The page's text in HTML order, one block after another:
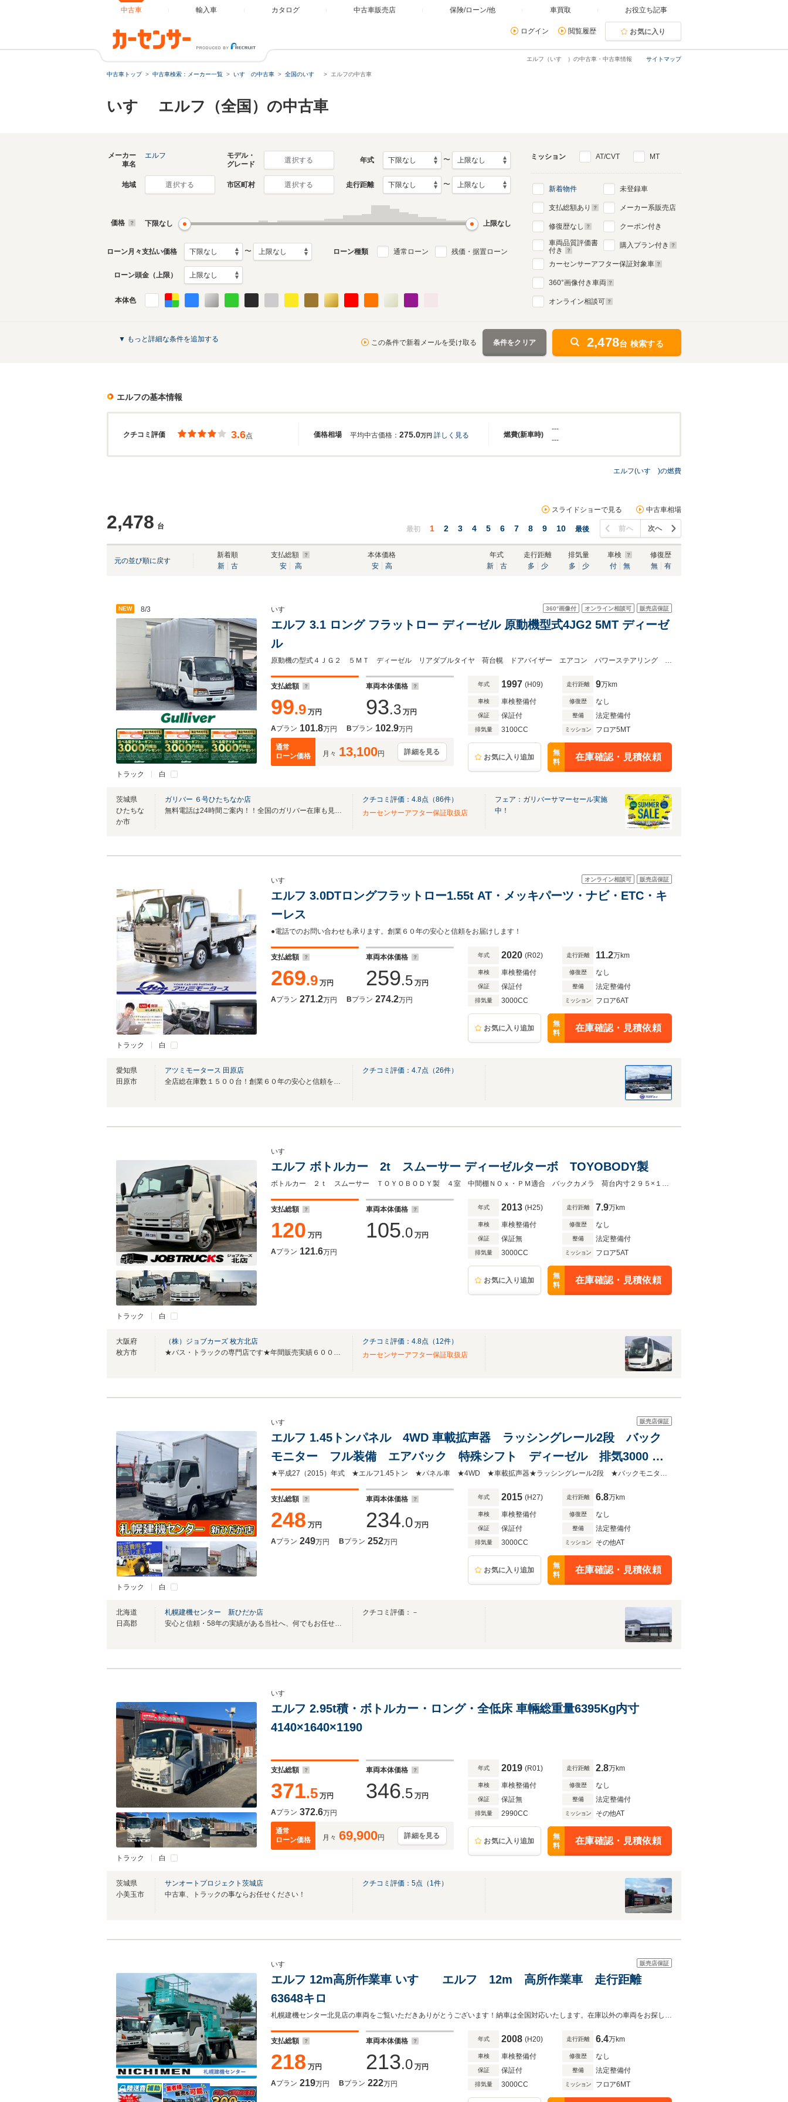
中古車 輸入車 カタログ 中古車販売店 保険/ローン/他 車買取 お役立ち記事
ログイン 閲覧履歴 お気に入り
サイトマップ
エルフ（いすゞ）の中古車・中古車情報
中古車トップ 中古車検索：メーカー一覧 いすゞの中古車 全国のいすゞ エルフの中古車
いすゞ エルフ（全国）の中古車
メーカー
車名
エルフ
モデル・
グレード
選択する 年式 〜
地域 選択する 市区町村 選択する 走行距離 〜
価格 下限なし 上限なし
ローン月々支払い価格 〜 ローン種類 通常ローン 残価・据置ローン
ローン頭金（上限）
本体色
ミッション AT/CVT MT
新着物件
支払総額あり
修復歴なし
車両品質評価書
付き
未登録車
メーカー系販売店
クーポン付き
購入プラン付き
カーセンサーアフター保証対象車
360°画像付き車両
オンライン相談可
▼ もっと詳細な条件を追加する この条件で新着メールを受け取る 条件をクリア 2,478台 検索する
エルフの基本情報
クチコミ評価 価格相場 燃費(新車時)
3.6点 平均中古価格： 275.0万円 詳しく見る
---
---
エルフ(いすゞ)の燃費
2,478 台
スライドショーで見る 中古車相場
最初 1 2 3 4 5 6 7 8 9 10 最後 前へ 次へ
元の並び順に戻す
新着順
新
古
支払総額
安
高
本体価格
安
高
年式
新
古
走行距離
多
少
排気量
多
少
車検
付
無
修復歴
無
有
NEW 8/3
トラック 白
360°画像付 オンライン相談可 販売店保証
いすゞ
エルフ 3.1 ロング フラットロー ディーゼル 原動機型式4JG2 5MT ディーゼ
ル
原動機の型式４ＪＧ２ ５ＭＴ ディーゼル リアダブルタイヤ 荷台幌 ドアバイザー エアコン パワーステアリング パワーウィンドウ
支払総額
99.9 万円
車両本体価格
93.3 万円
Aプラン 101.8万円 Bプラン 102.9万円
通常
ローン価格
月々 13,100円 詳細を見る
年式 1997 (H09) 走行距離 9万km
車検 車検整備付 修復歴 なし
保証 保証付 整備 法定整備付
排気量 3100CC ミッション フロア5MT
お気に入り追加
無
料
在庫確認・見積依頼
茨城県
ひたちな
か市
ガリバー ６号ひたちなか店
無料電話は24時間ご案内！！全国のガリバー在庫も見たい方は一括照会が可能です！
クチコミ評価： 4.8点（86件）
カーセンサーアフター保証取扱店
フェア：ガリバーサマーセール実施
中！
トラック 白
オンライン相談可 販売店保証
いすゞ
エルフ 3.0DTロングフラットロー1.55t AT・メッキパーツ・ナビ・ETC・キ
ーレス
●電話でのお問い合わせも承ります。創業６０年の安心と信頼をお届けします！
支払総額
269.9 万円
車両本体価格
259.5 万円
Aプラン 271.2万円 Bプラン 274.2万円
年式 2020 (R02) 走行距離 11.2万km
車検 車検整備付 修復歴 なし
保証 保証付 整備 法定整備付
排気量 3000CC ミッション フロア6AT
お気に入り追加
無
料
在庫確認・見積依頼
愛知県
田原市
アツミモータース 田原店
全店総在庫数１５００台！創業６０年の安心と信頼をお届けします！
クチコミ評価： 4.7点（26件）
トラック 白
いすゞ
エルフ ボトルカー 2t スムーサー ディーゼルターボ TOYOBODY製
ボトルカー ２ｔ スムーサー ＴＯＹＯＢＯＤＹ製 ４室 中間棚ＮＯｘ・ＰＭ適合 バックカメラ 荷台内寸２９５×１７８×１０１ｃｍ
支払総額
120 万円
車両本体価格
105.0 万円
Aプラン 121.6万円
年式 2013 (H25) 走行距離 7.9万km
車検 車検整備付 修復歴 なし
保証 保証無 整備 法定整備付
排気量 3000CC ミッション フロア5AT
お気に入り追加
無
料
在庫確認・見積依頼
大阪府
枚方市
（株）ジョブカーズ 枚方北店
★バス・トラックの専門店です★年間販売実績６００台！年間出張買取実績２００台！
クチコミ評価： 4.8点（ 12件）
カーセンサーアフター保証取扱店
トラック 白
販売店保証
いすゞ
エルフ 1.45トンパネル 4WD 車載拡声器 ラッシングレール2段 バック
モニター フル装備 エアバック 特殊シフト ディーゼル 排気3000 ハ
コ内寸 2m97cm×1m64cm×204cm(高)
★平成27（2015）年式 ★エルフ1.45トン ★パネル車 ★4WD ★車載拡声器★ラッシングレール2段 ★バックモニター ★特殊シフト ★フル装備 ★ハコ2m97cm×1m64cm×2m04cm(高)
支払総額
248 万円
車両本体価格
234.0 万円
Aプラン 249万円 Bプラン 252万円
年式 2015 (H27) 走行距離 6.8万km
車検 車検整備付 修復歴 なし
保証 保証付 整備 法定整備付
排気量 3000CC ミッション その他AT
お気に入り追加
無
料
在庫確認・見積依頼
北海道
日高郡
札幌建機センター 新ひだか店
安心と信頼・58年の実績がある当社へ、何でもお任せ下さい。
クチコミ評価：－
トラック 白
いすゞ
エルフ 2.95t積・ボトルカー・ロング・全低床 車輛総重量6395Kg内寸
4140×1640×1190
支払総額
371.5 万円
車両本体価格
346.5 万円
Aプラン 372.6万円
通常
ローン価格
月々 69,900円 詳細を見る
年式 2019 (R01) 走行距離 2.8万km
車検 車検整備付 修復歴 なし
保証 保証無 整備 法定整備付
排気量 2990CC ミッション その他AT
お気に入り追加
無
料
在庫確認・見積依頼
茨城県
小美玉市
サンオートプロジェクト茨城店
中古車、トラックの事ならお任せください！
クチコミ評価： 5点（ 1件）
販売店保証
いすゞ
エルフ 12m高所作業車 いすゞ エルフ 12m 高所作業車 走行距離
63648キロ
札幌建機センター北見店の車両をご覧いただきありがとうございます！納車は全国対応いたします。在庫以外の車両をお探しの方には全国から探してお応えします。
支払総額
218 万円
車両本体価格
213.0 万円
Aプラン 219万円 Bプラン 222万円
年式 2008 (H20) 走行距離 6.4万km
車検 車検整備付 修復歴 なし
保証 保証付 整備 法定整備付
排気量 3000CC ミッション フロア6MT